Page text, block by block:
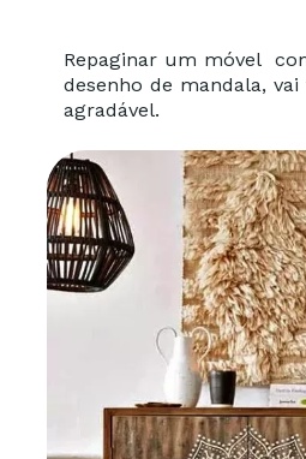
Repaginar um móvel
desenho de mandala,
agradável.